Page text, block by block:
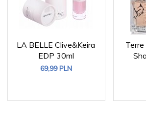
LA BELLE Clive&Keira
EDP 30ml
69,99 PLN